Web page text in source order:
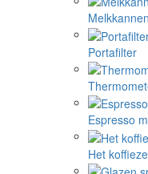
Melkkannen
Portafilter
Espresso
Het